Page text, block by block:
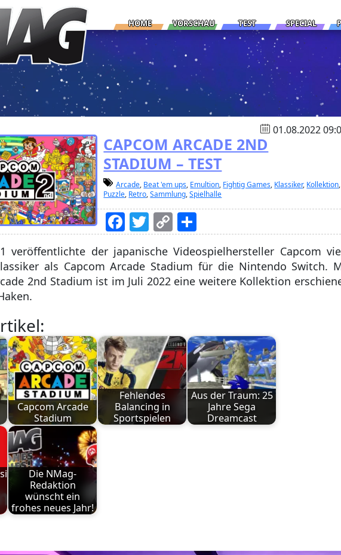
HOME VORSCHAU TEST SPECIAL
01.08.2022
CAPCOM ARCADE 2ND
STADIUM – TEST
Arcade, Beat 'em ups, Emultion, Fightig Games, Klassiker, Kollektion,
Puzzle, Retro,Sammlung,Spielhalle
Facebook
Twitter
Copy
Link
veröffentlichte der japanische Videospielhersteller Capcom
als Capcom Arcade Stadium für die Nintendo Switch.
2nd Stadium ist im Juli 2022 eine weitere Kollektion
Capcom Arcade
Stadium
Fehlendes
Balancing in
Sportspielen
Aus der Traum: 25
Jahre Sega
Dreamcast
Die NMag-
Redaktion
wünscht ein
frohes neues Jahr!